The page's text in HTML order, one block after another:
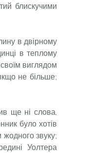
блискучими
в двірному
в теплому
виглядом
не більше;
ще ні слова,
було хотів
звуку;
Уолтера